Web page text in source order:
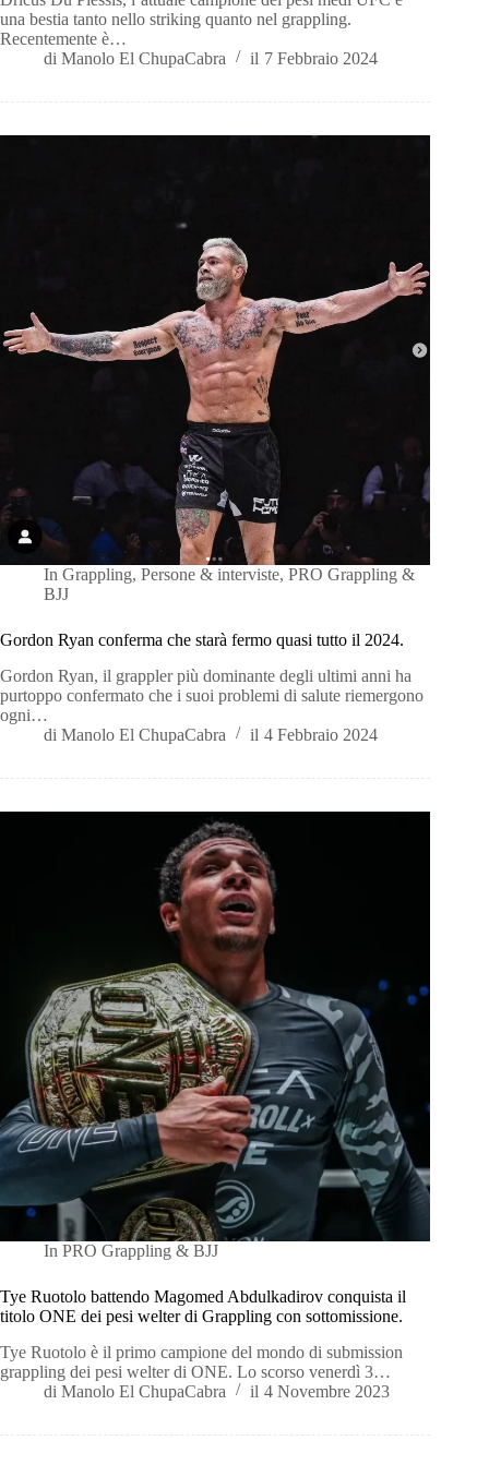
una bestia tanto nello striking quanto nel grappling.
Recentemente è…
di Manolo El ChupaCabra il 7 Febbraio 2024
In Grappling,Persone & interviste,PRO Grappling &
BJJ
Gordon Ryan conferma che starà fermo quasi tutto il 2024.
Gordon Ryan, il grappler più dominante degli ultimi anni ha
purtoppo confermato che i suoi problemi di salute riemergono
ogni…
di Manolo El ChupaCabra il 4 Febbraio 2024
In PRO Grappling & BJJ
Tye Ruotolo battendo Magomed Abdulkadirov conquista il
titolo ONE dei pesi welter di Grappling con sottomissione.
Tye Ruotolo è il primo campione del mondo di submission
grappling dei pesi welter di ONE. Lo scorso venerdì 3…
di Manolo El ChupaCabra il 4 Novembre 2023